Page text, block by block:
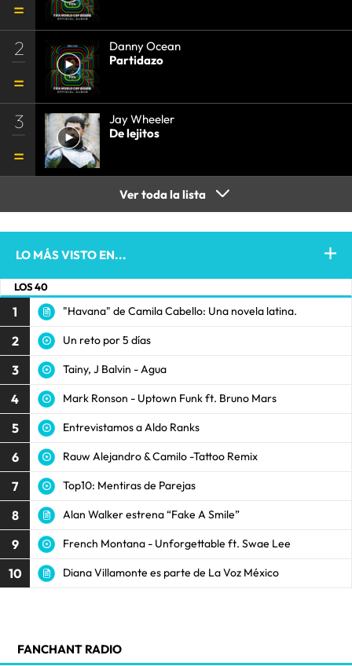
2
Danny Ocean
Partidazo
3
Jay Wheeler
De lejitos
Ver toda la lista
LO MÁS VISTO EN...
LOS 40
1 "Havana" de Camila Cabello: Una novela latina.
2 Un reto por 5 días
3 Tainy, J Balvin - Agua
4 Mark Ronson - Uptown Funk ft. Bruno Mars
5 Entrevistamos a Aldo Ranks
6 Rauw Alejandro & Camilo -Tattoo Remix
7 Top10: Mentiras de Parejas
8 Alan Walker estrena “Fake A Smile”
9 French Montana - Unforgettable ft. Swae Lee
10 Diana Villamonte es parte de La Voz México
FANCHANT RADIO